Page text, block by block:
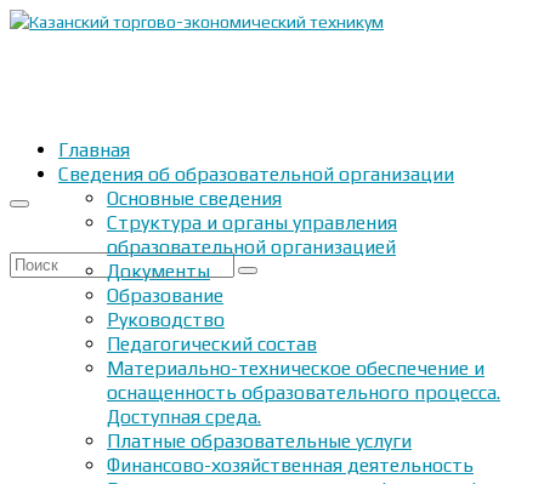
Искать:
Главная
Сведения об образовательной организации
Основные сведения
Структура и органы управления
образовательной организацией
Документы
Образование
Руководство
Педагогический состав
Материально-техническое обеспечение и
оснащенность образовательного процесса.
Доступная среда.
Платные образовательные услуги
Финансово-хозяйственная деятельность